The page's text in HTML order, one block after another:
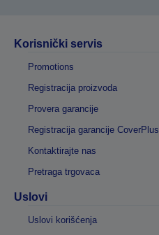
Korisnički servis
Promotions
Registracija proizvoda
Provera garancije
Registracija garancije CoverPlus
Kontaktirajte nas
Pretraga trgovaca
Uslovi
Uslovi korišćenja